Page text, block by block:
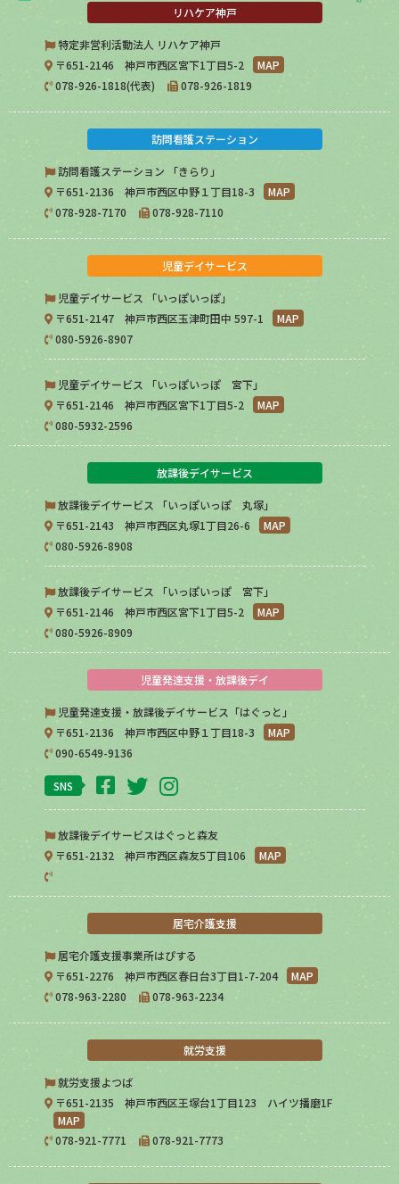
リハケア神戸
特定非営利活動法人 リハケア神戸
〒651-2146 神戸市西区宮下1丁目5-2
MAP
078-926-1818(代表)
078-926-1819
訪問看護ステーション
訪問看護ステーション 「きらり」
〒651-2136 神戸市西区中野１丁目18-3
MAP
078-928-7170
078-928-7110
児童デイサービス
児童デイサービス 「いっぽいっぽ」
〒651-2147 神戸市西区玉津町田中 597-1
MAP
080-5926-8907
児童デイサービス 「いっぽいっぽ 宮下」
〒651-2146 神戸市西区宮下1丁目5-2
MAP
080-5932-2596
放課後デイサービス
放課後デイサービス 「いっぽいっぽ 丸塚」
〒651-2143 神戸市西区丸塚1丁目26-6
MAP
080-5926-8908
放課後デイサービス 「いっぽいっぽ 宮下」
〒651-2146 神戸市西区宮下1丁目5-2
MAP
080-5926-8909
児童発達支援・放課後デイ
児童発達支援・放課後デイサービス「はぐっと」
〒651-2136 神戸市西区中野１丁目18-3
MAP
090-6549-9136
SNS
放課後デイサービスはぐっと森友
〒651-2132 神戸市西区森友5丁目106
MAP
居宅介護支援
居宅介護支援事業所はぴする
〒651-2276 神戸市西区春日台3丁目1-7-204
MAP
078-963-2280
078-963-2234
就労支援
就労支援よつば
〒651-2135 神戸市西区王塚台1丁目123 ハイツ播磨1F
MAP
078-921-7771
078-921-7773